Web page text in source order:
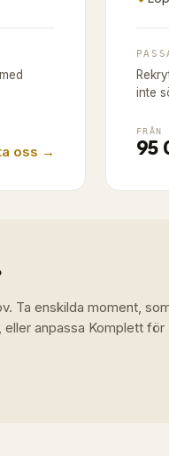
oss →
inte
FRÅN
95
Ta enskilda moment,
anpassa Komplett för